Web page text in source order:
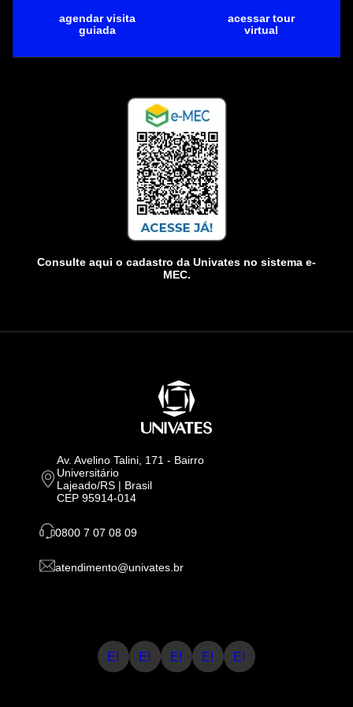
agendar visita
guiada
acessar tour
virtual
Consulte aqui o cadastro da Univates no sistema e-
MEC.
Av. Avelino Talini, 171 - Bairro
Universitário
Lajeado/RS | Brasil
CEP 95914-014
0800 7 07 08 09
atendimento@univates.br
E! E! E! E! E!